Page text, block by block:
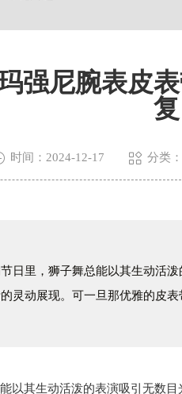
强尼腕表皮
复
时间：2024-12-17  分类：
日里，狮子舞总能以其生动活
灵动展现。可一旦那优雅的皮表
其生动活泼的表演吸引无数目